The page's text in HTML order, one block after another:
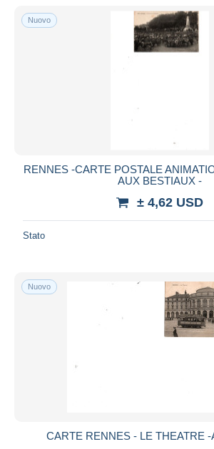
Nuovo
RENNES -CARTE POSTALE
AUX BESTIAUX -
± 4,62 USD
Stato
Nuovo
CARTE RENNES - LE THEATRE -